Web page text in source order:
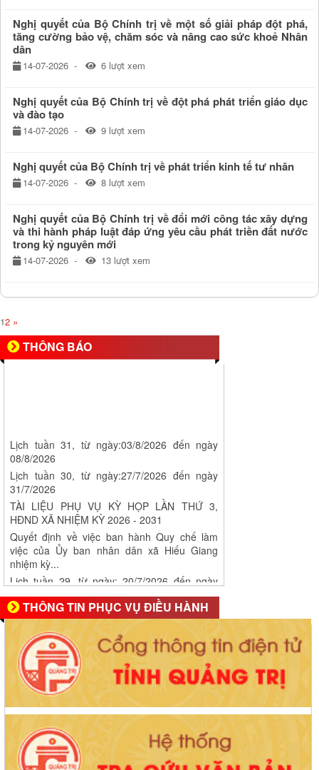
Nghị quyết của Bộ Chính trị về một số giải pháp đột phá,
tăng cường bảo vệ, chăm sóc và nâng cao sức khoẻ Nhân
dân
14-07-2026 6 lượt xem
Nghị quyết của Bộ Chính trị về đột phá phát triển giáo dục
và đào tạo
14-07-2026 9 lượt xem
Nghị quyết của Bộ Chính trị về phát triển kinh tế tư nhân
14-07-2026 8 lượt xem
Nghị quyết của Bộ Chính trị về đổi mới công tác xây dựng
và thi hành pháp luật đáp ứng yêu cầu phát triền đất nước
trong kỷ nguyên mới
14-07-2026 13 lượt xem
12 »
THÔNG BÁO
08/8/2026
Lịch tuần 30, từ ngày:27/7/2026 đến ngày
31/7/2026
TÀI LIỆU PHỤ VỤ KỲ HỌP LẦN THỨ 3,
HĐND XÃ NHIỆM KỲ 2026 - 2031
Quyết định về việc ban hành Quy chế làm
việc của Ủy ban nhân dân xã Hiếu Giang
nhiệm kỳ...
Lịch tuần 29, từ ngày: 20/7/2026 đến ngày
26/7/2026
THÔNG TIN PHỤC VỤ ĐIỀU HÀNH